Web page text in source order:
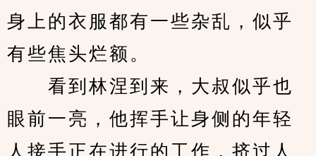
身上的衣服都有一些杂乱，似乎
有些焦头烂额。
看到林涅到来，大叔似乎也
眼前一亮，他挥手让身侧的年轻
人接手正在进行的工作，挤过人